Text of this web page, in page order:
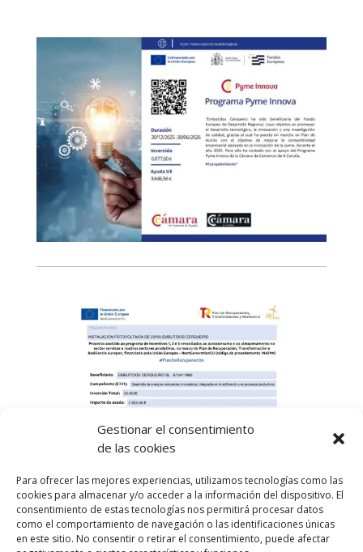
Gestionar el consentimiento
de las cookies
Para ofrecer las mejores experiencias, utilizamos tecnologías como las
cookies para almacenar y/o acceder a la información del dispositivo. El
consentimiento de estas tecnologías nos permitirá procesar datos
como el comportamiento de navegación o las identificaciones únicas
en este sitio. No consentir o retirar el consentimiento, puede afectar